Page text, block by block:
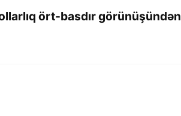
ört-basdır görünüşündən